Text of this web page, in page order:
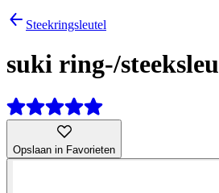
Steekringsleutel
suki ring-/
Opslaan in Favorieten